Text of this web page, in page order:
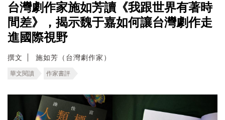
台灣劇作家施如芳讀《我跟世界有著時
間差》，揭示魏于嘉如何讓台灣劇作走
進國際視野
撰文 施如芳（台灣劇作家）
華文閱讀 作家書評